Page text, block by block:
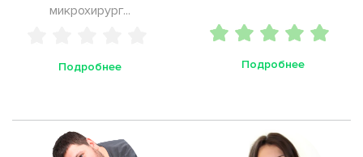
микрохирург...
Подробнее Подробнее